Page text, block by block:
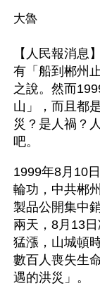
大魯
【人民報消息
有「船到郴州
之說。然而
山」，而且都
災？是人禍？
吧。
1999年8月10
輪功，中共郴
製品公開集中
兩天，8月13
猛漲，山城頓
數百人喪失生
遇的洪災」。